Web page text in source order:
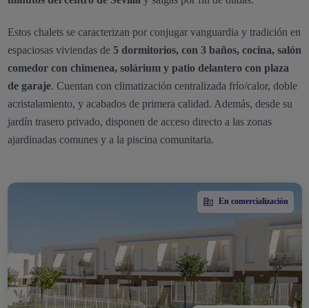
Estos chalets se caracterizan por conjugar vanguardia y tradición en
espaciosas viviendas de 5 dormitorios, con 3 baños, cocina, salón
comedor con chimenea, solárium y patio delantero con plaza
de garaje. Cuentan con climatización centralizada frío/calor, doble
acristalamiento, y acabados de primera calidad. Además, desde su
jardín trasero privado, disponen de acceso directo a las zonas
ajardinadas comunes y a la piscina comunitaria.
En comercialización